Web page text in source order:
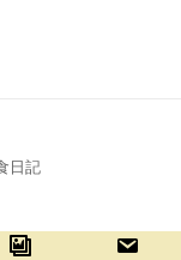
日記